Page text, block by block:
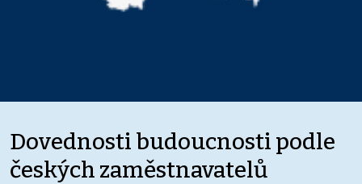
Dovednosti budoucnosti podle
českých zaměstnavatelů​